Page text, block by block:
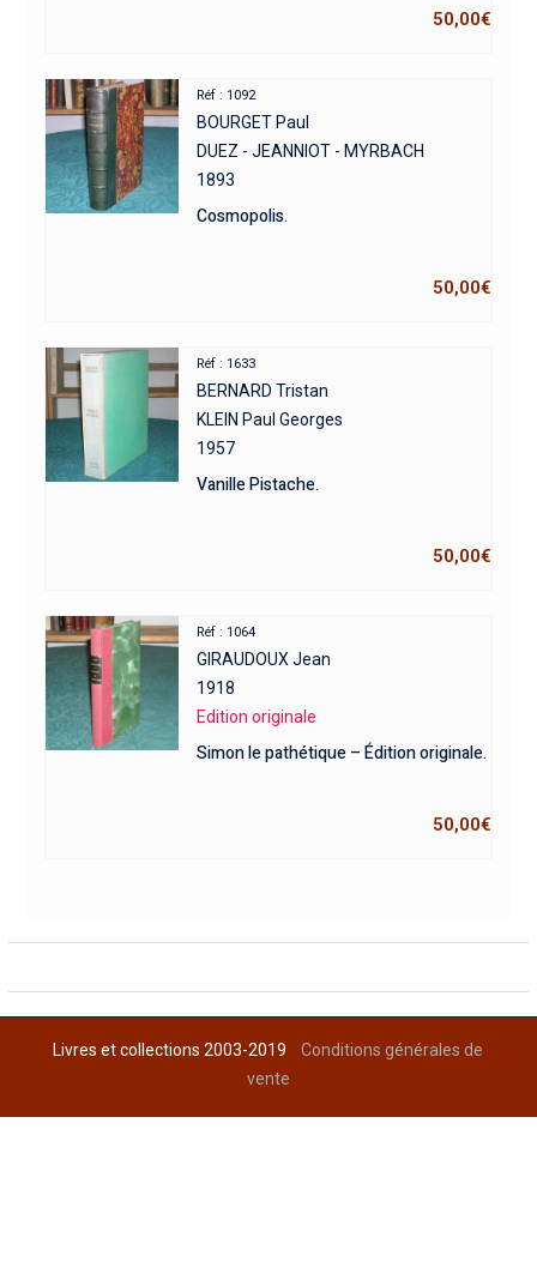
50,00€
Réf : 1092
BOURGET Paul
DUEZ - JEANNIOT - MYRBACH
1893
Cosmopolis.
50,00€
Réf : 1633
BERNARD Tristan
KLEIN Paul Georges
1957
Vanille Pistache.
50,00€
Réf : 1064
GIRAUDOUX Jean
1918
Edition originale
Simon le pathétique – Édition originale.
50,00€
Livres et collections 2003-2019Conditions générales de
vente